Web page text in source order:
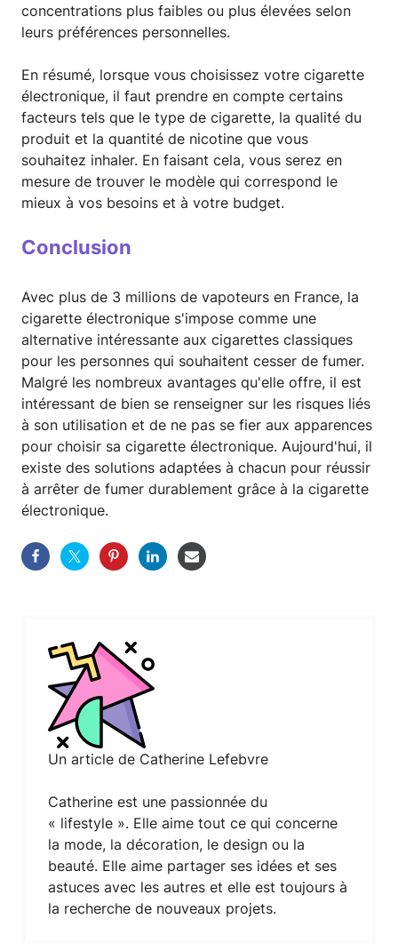
concentrations plus faibles ou plus élevées selon
leurs préférences personnelles.
En résumé, lorsque vous choisissez votre cigarette
électronique, il faut prendre en compte certains
facteurs tels que le type de cigarette, la qualité du
produit et la quantité de nicotine que vous
souhaitez inhaler. En faisant cela, vous serez en
mesure de trouver le modèle qui correspond le
mieux à vos besoins et à votre budget.
Conclusion
Avec plus de 3 millions de vapoteurs en France, la
cigarette électronique s'impose comme une
alternative intéressante aux cigarettes classiques
pour les personnes qui souhaitent cesser de fumer.
Malgré les nombreux avantages qu'elle offre, il est
intéressant de bien se renseigner sur les risques liés
à son utilisation et de ne pas se fier aux apparences
pour choisir sa cigarette électronique. Aujourd'hui, il
existe des solutions adaptées à chacun pour réussir
à arrêter de fumer durablement grâce à la cigarette
électronique.
Un article de Catherine Lefebvre
Catherine est une passionnée du
« lifestyle ». Elle aime tout ce qui concerne
la mode, la décoration, le design ou la
beauté. Elle aime partager ses idées et ses
astuces avec les autres et elle est toujours à
la recherche de nouveaux projets.